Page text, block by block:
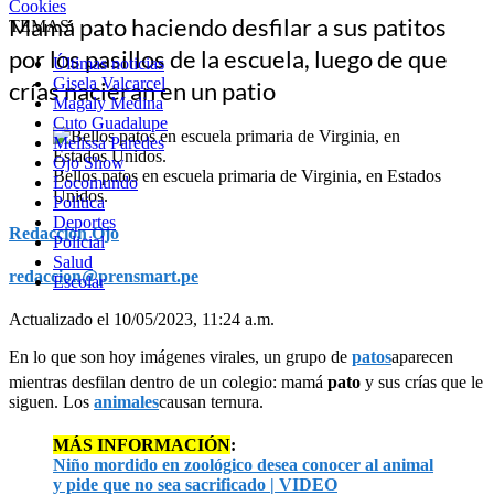
Cookies
TEMAS:
Últimas noticias
Gisela Valcarcel
Magaly Medina
Cuto Guadalupe
Melissa Paredes
Ojo Show
Locomundo
Política
Deportes
Policial
Salud
Escolar
Mamá pato haciendo desfilar a sus patitos
por los pasillos de la escuela, luego de que
crías nacieran en un patio
Bellos patos en escuela primaria de Virginia, en Estados
Unidos.
Redacción Ojo
redaccion@prensmart.pe
Actualizado el 10/05/2023, 11:24 a.m.
En lo que son hoy imágenes virales, un grupo de patosaparecen
mientras desfilan dentro de un colegio: mamá pato y sus crías que le
siguen. Los animalescausan ternura.
MÁS INFORMACIÓN:
Niño mordido en zoológico desea conocer al animal
y pide que no sea sacrificado | VIDEO